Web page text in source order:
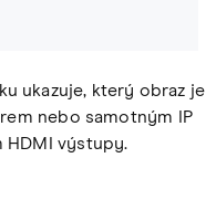
ukazuje, který obraz je
nebo samotným IP
HDMI výstupy.